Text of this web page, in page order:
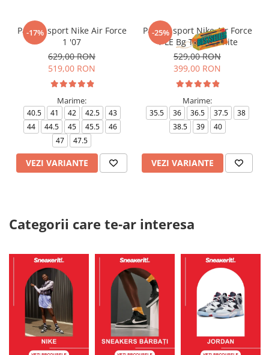
-17%
Pantofi sport Nike Air Force
1 '07
629,00 RON
519,00 RON
Marime:
40.5 41 42 42.5
43
44
44.5 45 45.5
46
47
47.5
VEZI VARIANTE
-25%
Pantofi sport Nike Air Force
1 LE Bg Triple White
529,00 RON
399,00 RON
Marime:
35.5 36 36.5 37.5
38
38.5
39 40
VEZI VARIANTE
Categorii care te-ar interesa